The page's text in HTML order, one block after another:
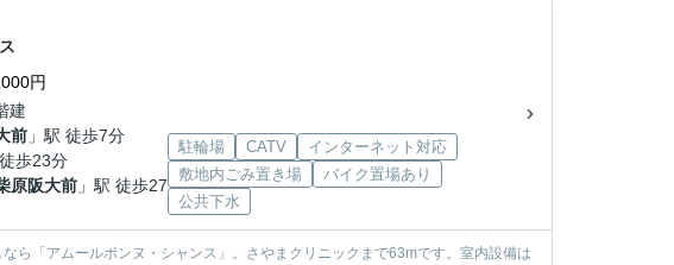
円
建
前 」駅 徒歩7分
歩23分
原阪大前 」駅 徒歩27
駐輪場 CATV
インターネット対応
敷地内ごみ置き場
バイク置場あり
公共下水
ら「アムールボンヌ・シャンス」。さやまクリニックまで63mです。室内設備は